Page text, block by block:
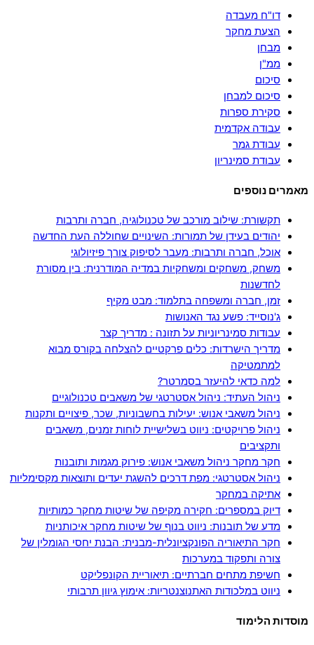
דו"ח מעבדה
הצעת מחקר
מבחן
ממ"ן
סיכום
סיכום למבחן
סקירת ספרות
עבודה אקדמית
עבודת גמר
עבודת סמינריון
מאמרים נוספים
תקשורת: שילוב מורכב של טכנולוגיה, חברה ותרבות
יהודים בעידן של תמורות: השינויים שחוללה העת החדשה
אוכל, חברה ותרבות: מעבר לסיפוק צורך פיזיולוגי
משחק, משחקים ומשחקיות במדיה המודרנית: בין מסורת
לחדשנות
זמן, חברה ומשפחה בתלמוד: מבט מקיף
ג'נוסייד: פשע נגד האנושות
עבודות סמינריוניות על תזונה : מדריך קצר
מדריך הישרדות: כלים פרקטיים להצלחה בקורס מבוא
למתמטיקה
למה כדאי להיעזר בסמרטר?
ניהול העתיד: ניהול אסטרטגי של משאבים טכנולוגיים
ניהול משאבי אנוש: יעילות בחשבוניות, שכר, פיצויים ותקנות
ניהול פרויקטים: ניווט בשלישיית לוחות זמנים, משאבים
ותקציבים
חקר מחקר ניהול משאבי אנוש: פירוק מגמות ותובנות
ניהול אסטרטגי: מפת דרכים להשגת יעדים ותוצאות מקסימליות
אתיקה במחקר
דיוק במספרים: חקירה מקיפה של שיטות מחקר כמותיות
מדע של תובנות: ניווט בנוף של שיטות מחקר איכותניות
חקר התיאוריה הפונקציונלית-מבנית: הבנת יחסי הגומלין של
צורה ותפקוד במערכות
חשיפת מתחים חברתיים: תיאוריית הקונפליקט
ניווט במלכודות האתנוצנטריות: אימוץ גיוון תרבותי
מוסדות הלימוד